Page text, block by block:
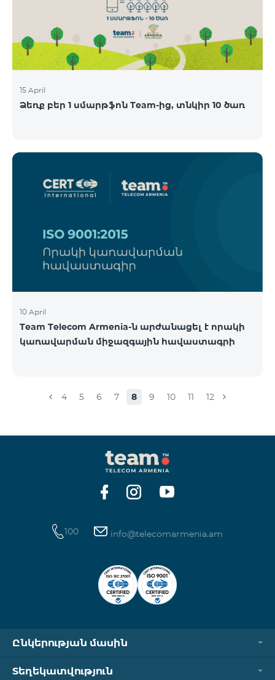
15 April
Ձեռք բեր 1 սմարթֆոն Team-ից, տնկիր 10 ծառ
10 April
Team Telecom Armenia-ն արժանացել է որակի
կառավարման միջազգային հավաստագրի
4 5 6 7 8 9 10 11 12
100 info@telecomarmenia.am
Ընկերության մասին
Տեղեկատվություն